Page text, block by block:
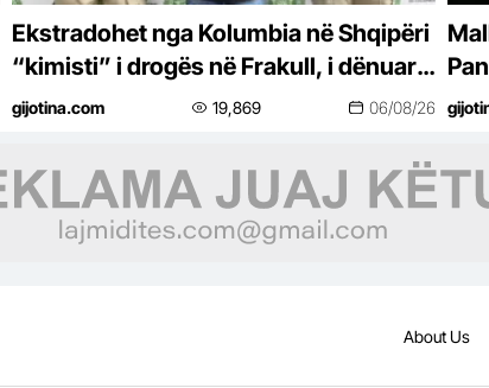
Ekstradohet nga Kolumbia në Shqipëri
“kimisti” i drogës në Frakull, i dënuar
me 14 vite burg
gijotina.com 19,869 06/08/26
About Us